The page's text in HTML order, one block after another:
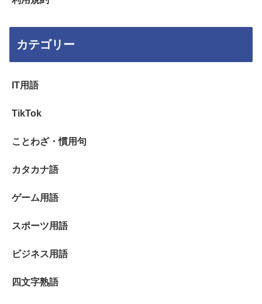
カテゴリー
IT用語
TikTok
ことわざ・慣用句
カタカナ語
ゲーム用語
スポーツ用語
ビジネス用語
四文字熟語